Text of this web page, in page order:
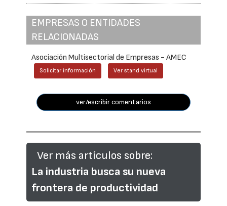
EMPRESAS O ENTIDADES
RELACIONADAS
Asociación Multisectorial de Empresas - AMEC
Solicitar información Ver stand virtual
ver/escribir comentarios
Ver más artículos sobre:
La industria busca su nueva
frontera de productividad